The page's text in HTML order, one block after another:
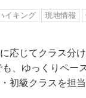
イキング 現地情報
応じてクラス分
、ゆっくりペー
初級クラスを担